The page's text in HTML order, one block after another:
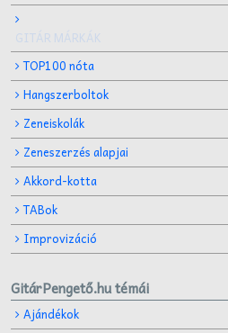
GITÁR MÁRKÁK
TOP100 nóta
Hangszerboltok
Zeneiskolák
Zeneszerzés alapjai
Akkord-kotta
TABok
Improvizáció
GitárPengető.hu témái
Ajándékok